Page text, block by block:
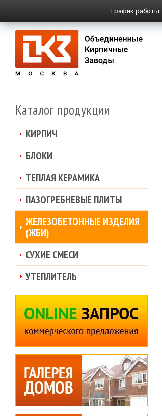
График работы:
Каталог продукции
КИРПИЧ
БЛОКИ
ТЕПЛАЯ КЕРАМИКА
ПАЗОГРЕБНЕВЫЕ ПЛИТЫ
ЖЕЛЕЗОБЕТОННЫЕ ИЗДЕЛИЯ
(ЖБИ)
СУХИЕ СМЕСИ
УТЕПЛИТЕЛЬ